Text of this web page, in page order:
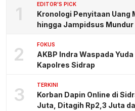
1 EDITOR'S PICK
Kronologi Penyitaan Uang
hingga Jampidsus Mundur
2 FOKUS
AKBP Indra Waspada
Kapolres Sidrap
3 TERKINI
Korban Dapin Online di
Juta, Ditagih Rp2,3 Juta